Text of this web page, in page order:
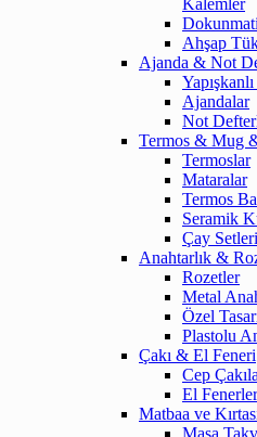
Ahşap
Ajanda & Not
Ajandalar
Not
Termos & Mug
Termoslar
Mataralar
Termos
Seramik
Çay Setleri
Anahtarlık &
Rozetler
Metal
Özel
Plastolu
Çakı & El Feneri
Cep
El
Matbaa ve
Masa